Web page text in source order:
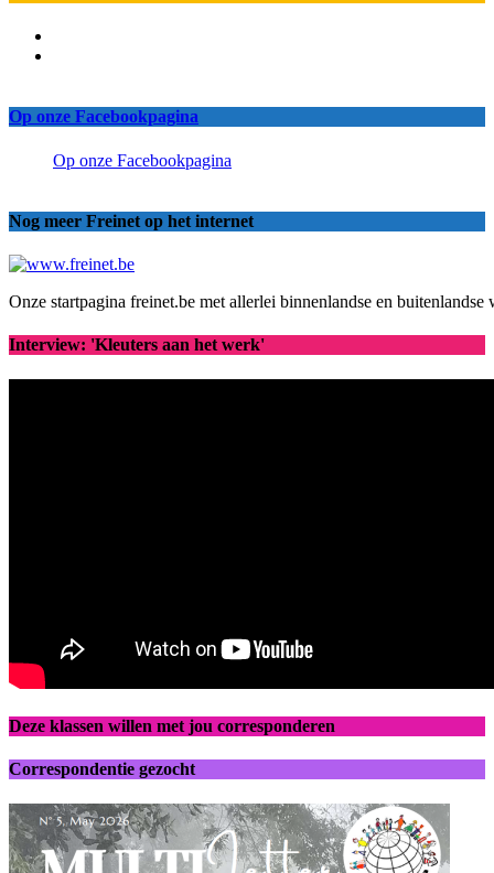
Op onze Facebookpagina
Op onze Facebookpagina
Nog meer Freinet op het internet
Onze startpagina freinet.be met allerlei binnenlandse en buitenlandse
Interview: 'Kleuters aan het werk'
Deze klassen willen met jou corresponderen
Correspondentie gezocht